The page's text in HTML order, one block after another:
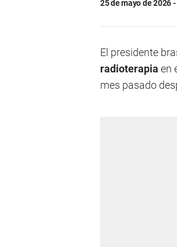
25 de mayo de 2026
El presidente
radioterapia en
mes pasado